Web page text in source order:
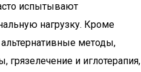
испытывают
нагрузку. Кроме
методы,
грязелечение и иглотерапия,